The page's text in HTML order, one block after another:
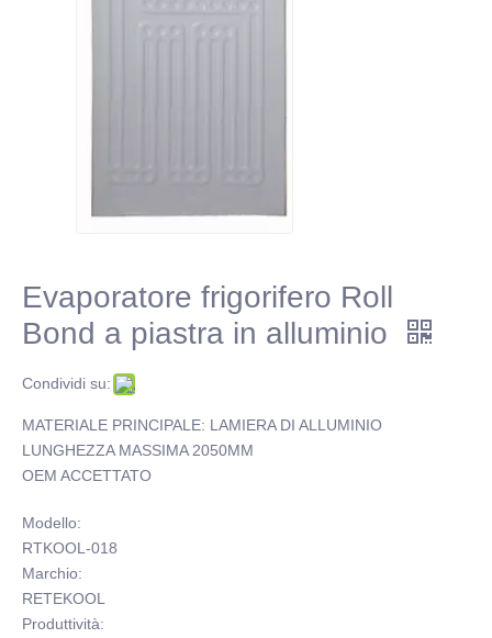
Evaporatore frigorifero Roll
Bond a piastra in alluminio
Condividi su:
MATERIALE PRINCIPALE: LAMIERA DI ALLUMINIO
LUNGHEZZA MASSIMA 2050MM
OEM ACCETTATO
Modello:
RTKOOL-018
Marchio:
RETEKOOL
Produttività: